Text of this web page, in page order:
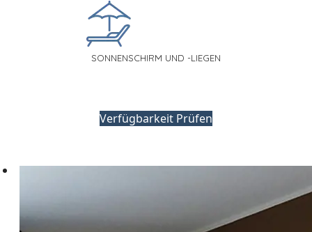
SONNENSCHIRM UND -LIEGEN
Verfügbarkeit Prüfen